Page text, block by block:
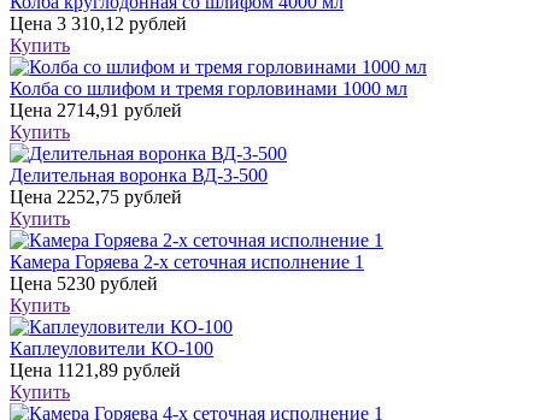
Цена 3 310,12 рублей
Купить
Колба со шлифом и тремя горловинами 1000 мл
Цена 2714,91 рублей
Купить
Делительная воронка ВД-3-500
Цена 2252,75 рублей
Купить
Камера Горяева 2-х сеточная исполнение 1
Цена 5230 рублей
Купить
Каплеуловители КО-100
Цена 1121,89 рублей
Купить